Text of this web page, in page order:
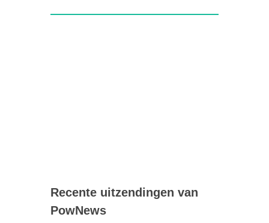
Recente uitzendingen van
PowNews